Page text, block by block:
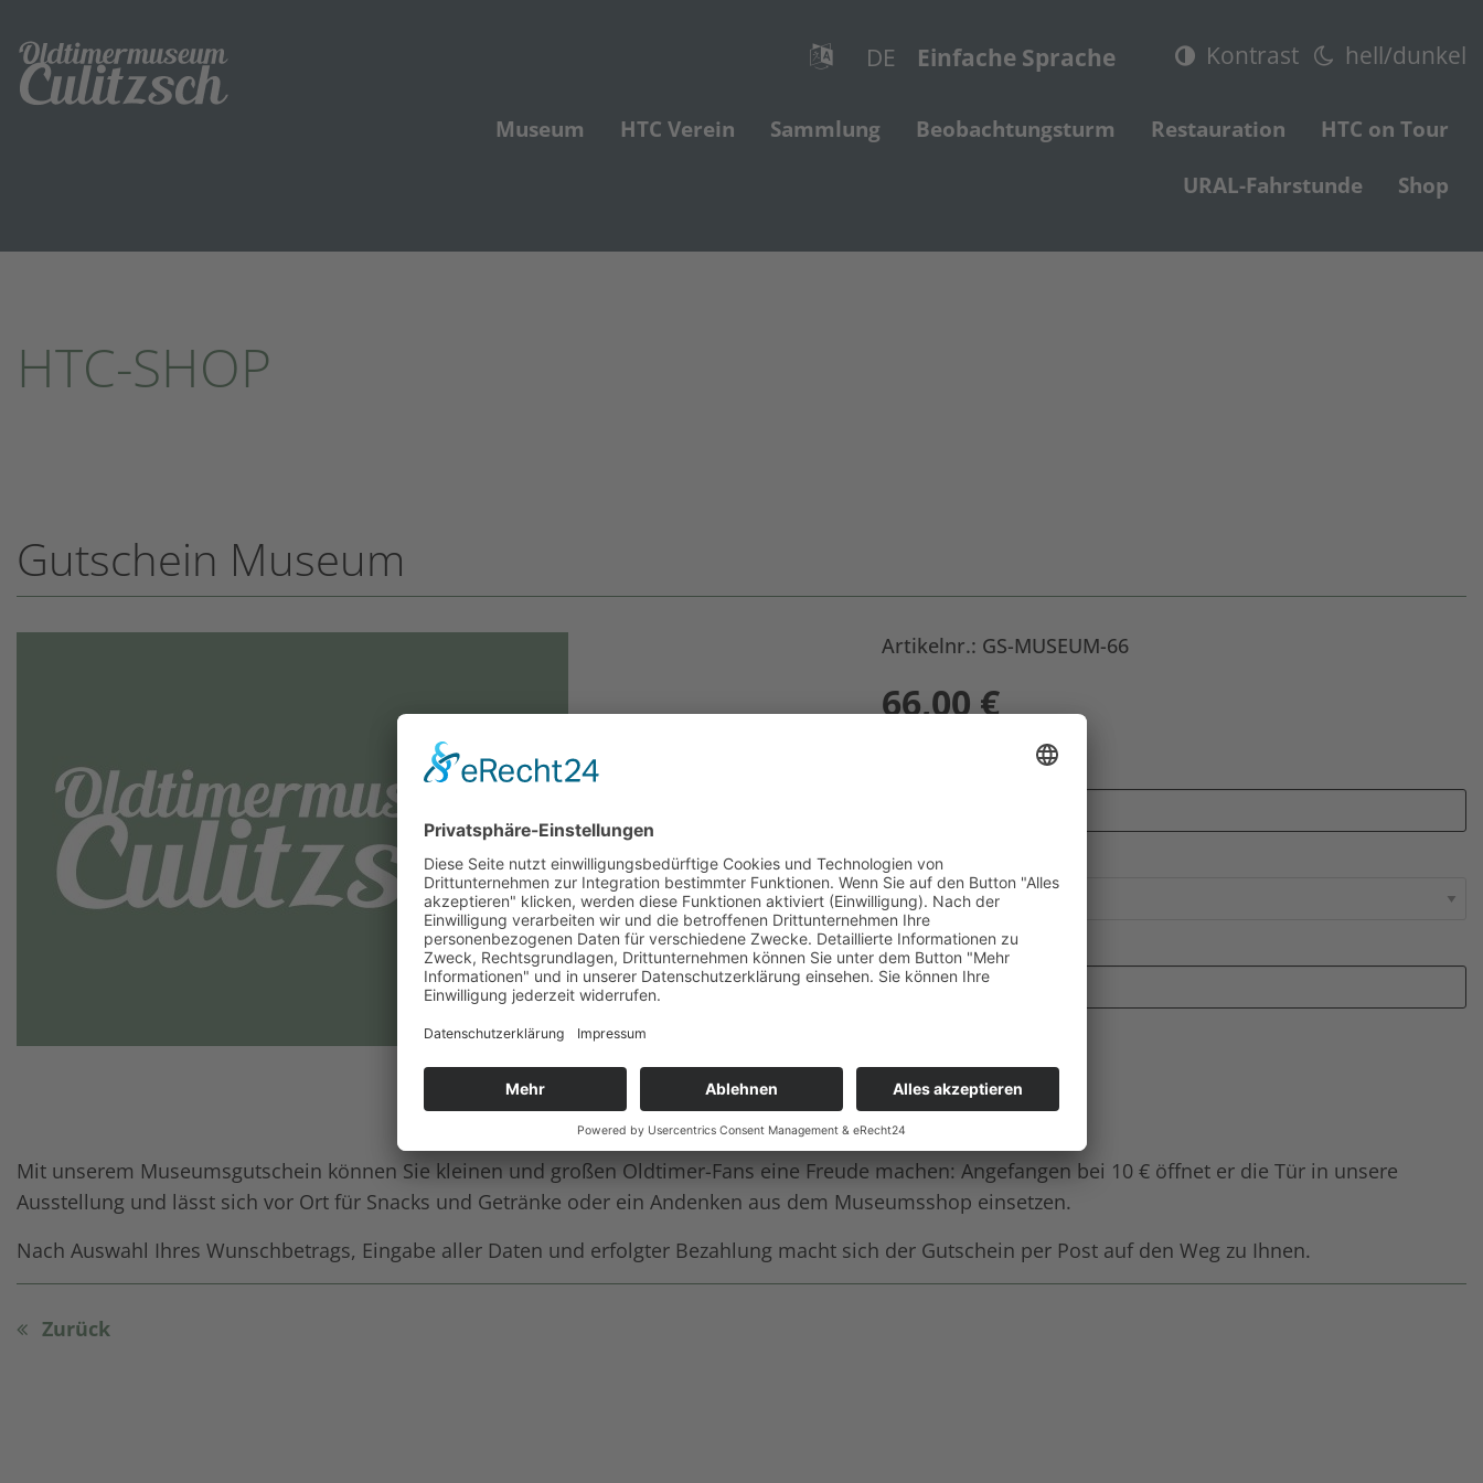
DE Einfache Sprache Kontrast hell/dunkel
Museum HTC Verein Sammlung Beobachtungsturm Restauration
HTC on Tour
URAL-Fahrstunde
Shop
HTC-SHOP
Gutschein Museum
Artikelnr.: GS-MUSEUM-66
66,00€
Menge*
Anzahl:
Mit unserem Museumsgutschein können Sie kleinen und großen Oldtimer-Fans eine Freude machen: Angefangen bei 10 € öffnet er die Tür in unsere
Ausstellung und lässt sich vor Ort für Snacks und Getränke oder ein Andenken aus dem Museumsshop einsetzen.
Nach Auswahl Ihres Wunschbetrags, Eingabe aller Daten und erfolgter Bezahlung macht sich der Gutschein per Post auf den Weg zu Ihnen.
Zurück